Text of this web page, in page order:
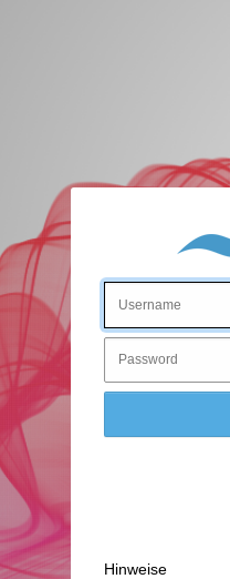
System News
Hinweise